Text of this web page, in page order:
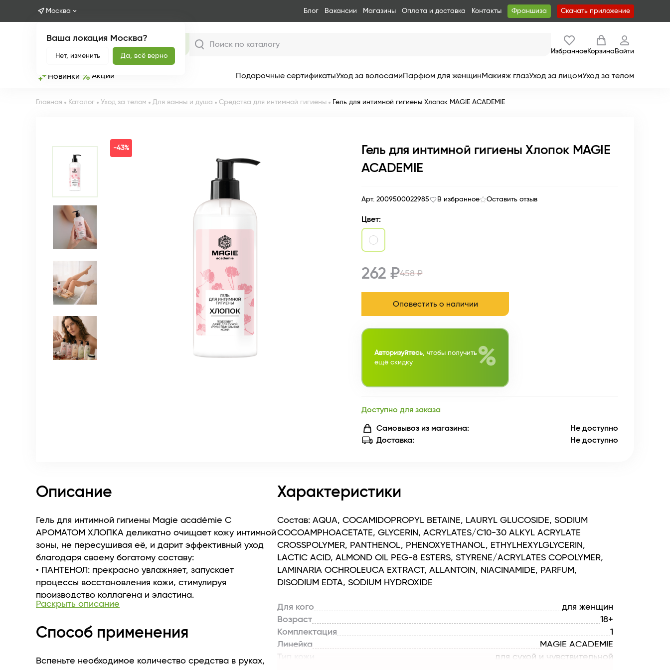
Москва Блог Вакансии Магазины Оплата и доставка Контакты Франшиза Скачать приложение
Ваша локация Москва?
Нет, изменить Да, всё верно
ИзбранноеКорзина Войти
Новинки Акции Подарочные сертификатыУход за волосамиПарфюм для женщинМакияж глазУход за лицомУход за телом
Главная Каталог Уход за телом Для ванны и душа Средства для интимной гигиены Гель для интимной гигиены Хлопок MAGIE ACADEMIE
-43%
Гель для интимной гигиены Хлопок MAGIE
ACADEMIE
Арт. 2009500022985 В избранное Оставить отзыв
Цвет:
262 ₽458 ₽
Оповестить о наличии
Авторизуйтесь , чтобы получить
ещё скидку
%
Доступно для заказа
Самовывоз из магазина:
Не доступно
Доставка:
Не доступно
Описание
Гель для интимной гигиены Magie académie С
АРОМАТОМ ХЛОПКА деликатно очищает кожу интимной
зоны, не пересушивая её, и дарит эффективный уход
благодаря своему богатому составу:
• ПАНТЕНОЛ: прекрасно увлажняет, запускает
процессы восстановления кожи, стимулируя
производство коллагена и эластина.
• МОЛОЧНАЯ КИСЛОТА: увлажняет и успокаивает,
• МАСЛО СЛАДКОГО МИНДАЛЯ: смягчает и питает кожу,
заживлению микроповреждений.
Раскрыть описание
Способ применения
Вспеньте необходимое количество средства в руках,
Характеристики
Состав: AQUA, COCAMIDOPROPYL BETAINE, LAURYL GLUCOSIDE, SODIUM
COCOAMPHOACETATE, GLYCERIN, ACRYLATES/C10-30 ALKYL ACRYLATE
CROSSPOLYMER, PANTHENOL, PHENOXYETHANOL, ETHYLHEXYLGLYCERIN,
LACTIC ACID, ALMOND OIL PEG-8 ESTERS, STYRENE/ACRYLATES COPOLYMER,
LAMINARIA OCHROLEUCA EXTRACT, ALLANTOIN, NIACINAMIDE, PARFUM,
DISODIUM EDTA, SODIUM HYDROXIDE
Для кого
для женщин
Возраст
18+
Комплектация
1
Линейка
MAGIE ACADEMIE
Тип кожи
для сухой и чувствительной